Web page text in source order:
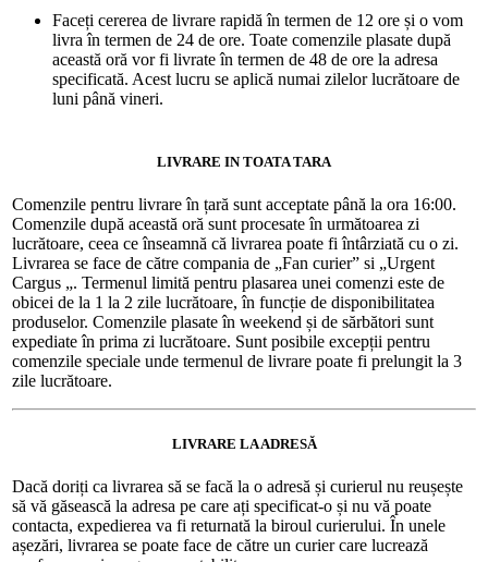
Faceți cererea de livrare rapidă în termen de 12 ore și o vom
livra în termen de 24 de ore. Toate comenzile plasate după
această oră vor fi livrate în termen de 48 de ore la adresa
specificată. Acest lucru se aplică numai zilelor lucrătoare de
luni până vineri.
LIVRARE IN TOATA TARA
Comenzile pentru livrare în țară sunt acceptate până la ora 16:00.
Comenzile după această oră sunt procesate în următoarea zi
lucrătoare, ceea ce înseamnă că livrarea poate fi întârziată cu o zi.
Livrarea se face de către compania de „Fan curier” si „Urgent
Cargus „. Termenul limită pentru plasarea unei comenzi este de
obicei de la 1 la 2 zile lucrătoare, în funcție de disponibilitatea
produselor. Comenzile plasate în weekend și de sărbători sunt
expediate în prima zi lucrătoare. Sunt posibile excepții pentru
comenzile speciale unde termenul de livrare poate fi prelungit la 3
zile lucrătoare.
LIVRARE LA ADRESĂ
Dacă doriți ca livrarea să se facă la o adresă și curierul nu reușește
să vă găsească la adresa pe care ați specificat-o și nu vă poate
contacta, expedierea va fi returnată la biroul curierului. În unele
așezări, livrarea se poate face de către un curier care lucrează